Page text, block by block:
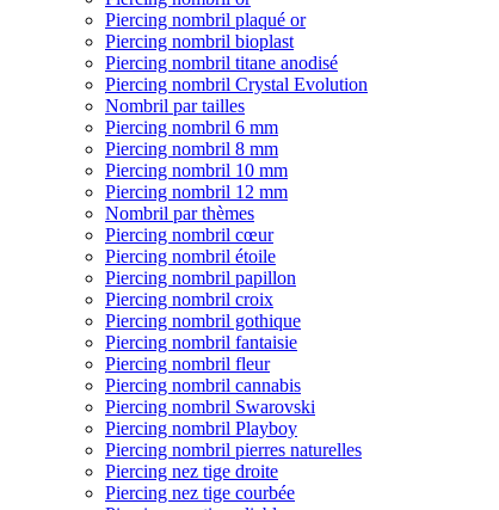
Piercing nombril plaqué or
Piercing nombril bioplast
Piercing nombril titane anodisé
Piercing nombril Crystal Evolution
Nombril par tailles
Piercing nombril 6 mm
Piercing nombril 8 mm
Piercing nombril 10 mm
Piercing nombril 12 mm
Nombril par thèmes
Piercing nombril cœur
Piercing nombril étoile
Piercing nombril papillon
Piercing nombril croix
Piercing nombril gothique
Piercing nombril fantaisie
Piercing nombril fleur
Piercing nombril cannabis
Piercing nombril Swarovski
Piercing nombril Playboy
Piercing nombril pierres naturelles
Piercing nez tige droite
Piercing nez tige courbée